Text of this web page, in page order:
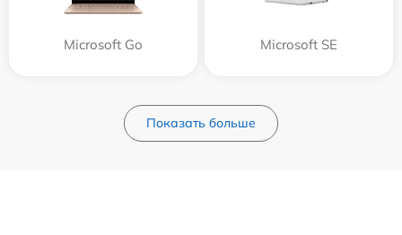
Microsoft Go Microsoft SE
Показать больше